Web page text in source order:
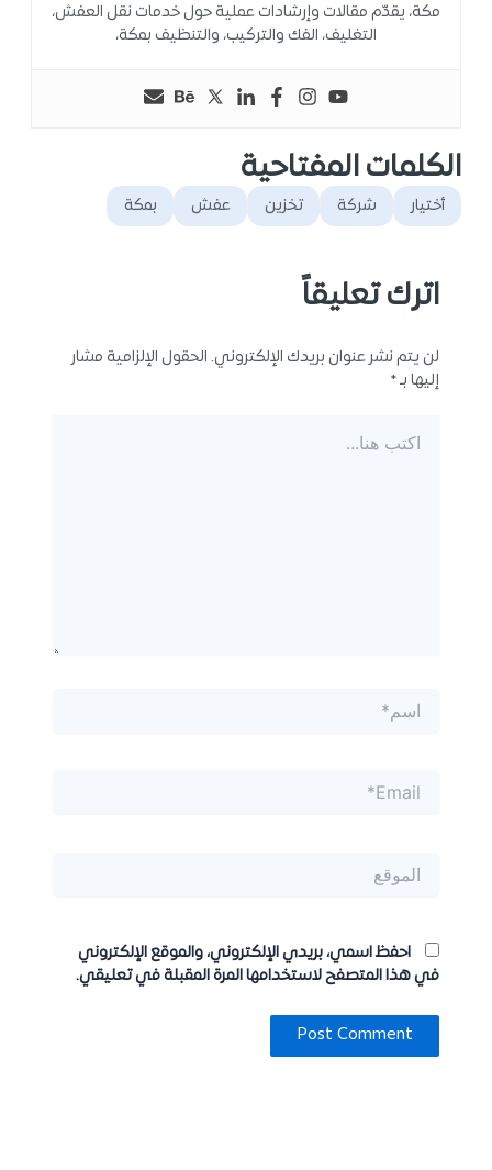
مكة، يقدّم مقالات وإرشادات عملية حول خدمات نقل العفش،
التغليف، الفك والتركيب، والتنظيف بمكة،
الكلمات المفتاحية
أختيار شركة تخزين عفش بمكة
اترك تعليقاً
لن يتم نشر عنوان بريدك الإلكتروني. الحقول الإلزامية مشار
إليها بـ*
هنا...
احفظ اسمي، بريدي الإلكتروني، والموقع الإلكتروني
في هذا المتصفح لاستخدامها المرة المقبلة في تعليقي.